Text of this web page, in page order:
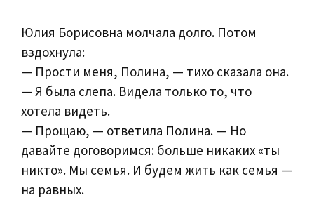
Юлия Борисовна молчала долго. Потом
вздохнула:
— Прости меня, Полина, — тихо сказала она.
— Я была слепа. Видела только то, что
хотела видеть.
— Прощаю, — ответила Полина. — Но
давайте договоримся: больше никаких «ты
никто». Мы семья. И будем жить как семья —
на равных.